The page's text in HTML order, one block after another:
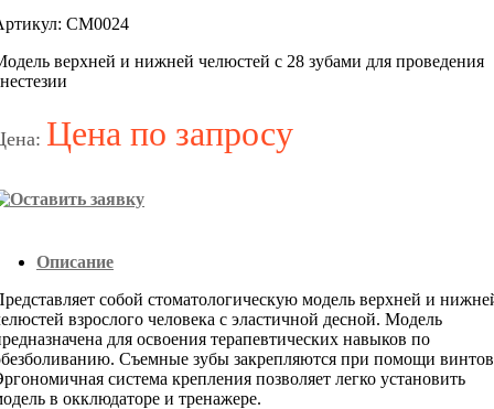
СМ0024
верхней и нижней челюстей с 28 зубами для проведения
Цена по запросу
Описание
собой стоматологическую модель верхней и
взрослого человека с эластичной десной. Модель
для освоения терапевтических навыков по
Съемные зубы закрепляются при помощи
система крепления позволяет легко установить
в окклюдаторе и тренажере.